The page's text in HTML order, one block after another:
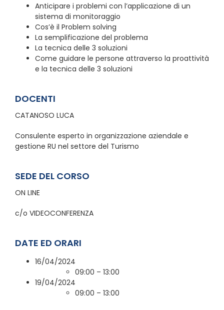
Anticipare i problemi con l’applicazione di un
sistema di monitoraggio
Cos’è il Problem solving
La semplificazione del problema
La tecnica delle 3 soluzioni
Come guidare le persone attraverso la proattività
e la tecnica delle 3 soluzioni
DOCENTI
CATANOSO LUCA
Consulente esperto in organizzazione aziendale e
gestione RU nel settore del Turismo
SEDE DEL CORSO
ON LINE
c/o VIDEOCONFERENZA
DATE ED ORARI
16/04/2024
09:00 – 13:00
19/04/2024
09:00 – 13:00